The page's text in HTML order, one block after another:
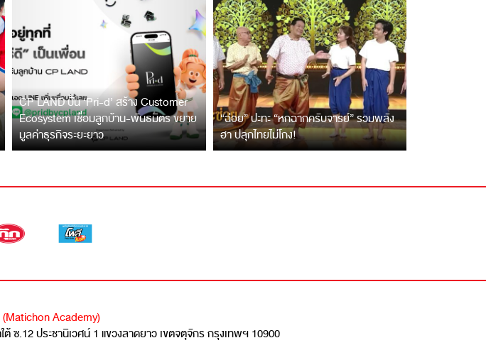
CP LAND ปั้น ‘Pri-d’ สร้าง Customer
Ecosystem เชื่อมลูกบ้าน-พันธมิตร ขยาย
มูลค่าธุรกิจระยะยาว
“ฉ่อย” ปะทะ “หกฉากครับจารย์” รวมพลัง
ฮา ปลุกไทยไม่โกง!
Academy)
ซ.12 ประชานิเวศน์ 1 แขวงลาดยาว เขตจตุจักร กรุงเทพฯ 10900